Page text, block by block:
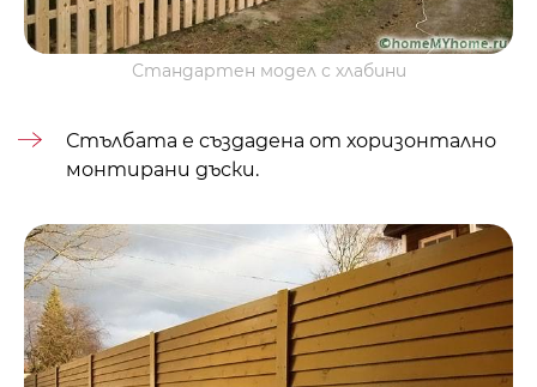
Стандартен модел с хлабини
Стълбата е създадена от хоризонтално
монтирани дъски.